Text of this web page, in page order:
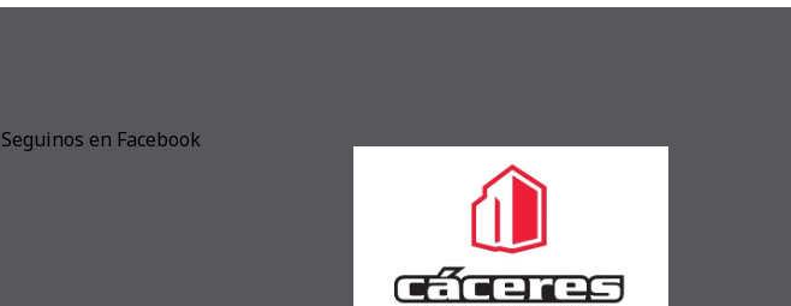
Seguinos en Facebook